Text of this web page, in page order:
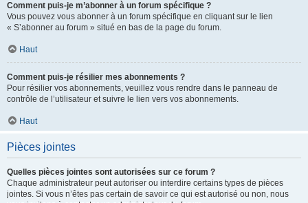
Comment puis-je m’abonner à un forum spécifique ?
Vous pouvez vous abonner à un forum spécifique en cliquant sur le lien
« S’abonner au forum » situé en bas de la page du forum.
Haut
Comment puis-je résilier mes abonnements ?
Pour résilier vos abonnements, veuillez vous rendre dans le panneau de
contrôle de l’utilisateur et suivre le lien vers vos abonnements.
Haut
Pièces jointes
Quelles pièces jointes sont autorisées sur ce forum ?
Chaque administrateur peut autoriser ou interdire certains types de pièces
jointes. Si vous n’êtes pas certain de savoir ce qui est autorisé ou non, nous